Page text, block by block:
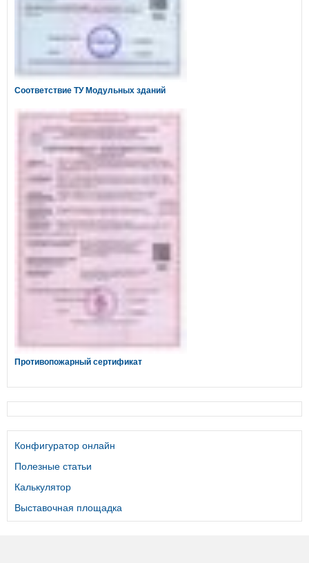
Соответствие ТУ Модульных зданий
Противопожарный сертификат
Конфигуратор онлайн
Полезные статьи
Калькулятор
Выставочная площадка